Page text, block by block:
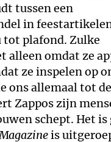
tussen een
in
tot plafond. Zulke
alleen omdat ze
ze inspelen op
ons allemaal tot
Zappos zijn
schept. Het is
is